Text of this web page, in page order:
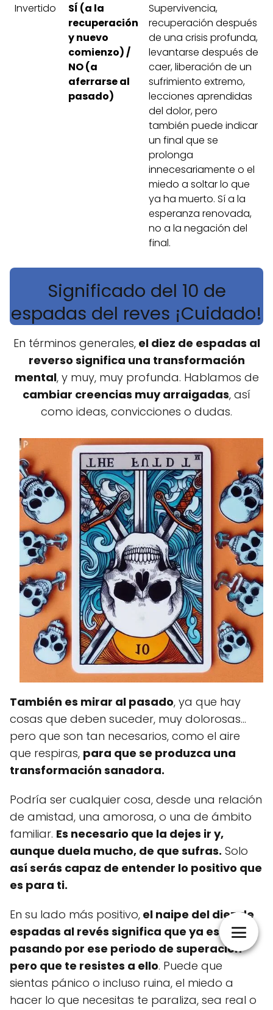
Invertido
SÍ (a la
recuperación
y nuevo
comienzo) /
NO (a
aferrarse al
pasado)
Supervivencia,
recuperación después
de una crisis profunda,
levantarse después de
caer, liberación de un
sufrimiento extremo,
lecciones aprendidas
del dolor, pero
también puede indicar
un final que se
prolonga
innecesariamente o el
miedo a soltar lo que
ya ha muerto. Sí a la
esperanza renovada,
no a la negación del
final.
Significado del 10 de
espadas del reves ¡Cuidado!
En términos generales,el diez de espadas al
reverso significa una transformación
mental, y muy, muy profunda. Hablamos de
cambiar creencias muy arraigadas, así
como ideas, convicciones o dudas.
También es mirar al pasado, ya que hay
cosas que deben suceder, muy dolorosas...
pero que son tan necesarios, como el aire
que respiras, para que se produzca una
transformación sanadora.
Podría ser cualquier cosa, desde una relación
de amistad, una amorosa, o una de ámbito
familiar. Es necesario que la dejes ir y,
aunque duela mucho, de que sufras. Solo
así serás capaz de entender lo positivo que
es para ti.
En su lado más positivo, el naipe del diez de
espadas al revés significa que ya estas
pasando por ese periodo de superación
pero que te resistes a ello. Puede que
sientas pánico o incluso ruina, el miedo a
hacer lo que necesitas te paraliza, sea real o